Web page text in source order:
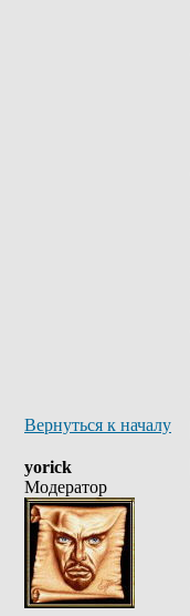
Вернуться к началу
yorick
Модератор